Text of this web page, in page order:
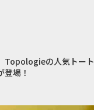
Topologieの人気トー
場！